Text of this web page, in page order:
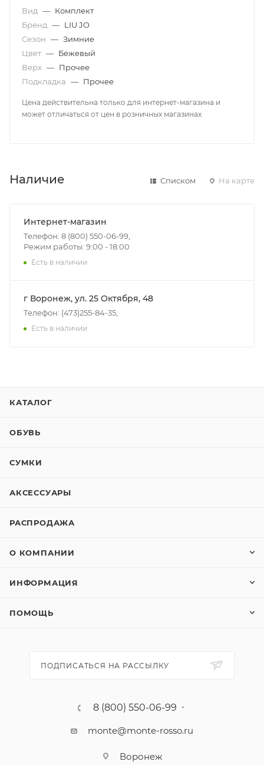
Вид — Комплект
Бренд — LIU JO
Сезон — Зимние
Цвет — Бежевый
Верх — Прочее
Подкладка — Прочее
Цена действительна только для интернет-магазина и
может отличаться от цен в розничных магазинах
Наличие Списком На карте
Интернет-магазин
Телефон: 8 (800) 550-06-99,
Режим работы: 9:00 - 18:00
Есть в наличии
г Воронеж, ул. 25 Октября, 48
Телефон: (473)255-84-35,
Есть в наличии
КАТАЛОГ
ОБУВЬ
СУМКИ
АКСЕССУАРЫ
РАСПРОДАЖА
О КОМПАНИИ
ИНФОРМАЦИЯ
ПОМОЩЬ
ПОДПИСАТЬСЯ НА РАССЫЛКУ
8 (800) 550-06-99
monte@monte-rosso.ru
Воронеж